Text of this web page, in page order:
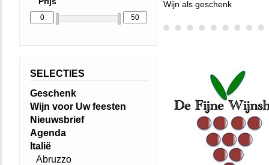
Wijn als geschenk
SELECTIES
Geschenk
Wijn voor Uw feesten
Nieuwsbrief
Agenda
Italië
Abruzzo